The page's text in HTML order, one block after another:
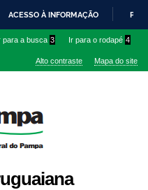
ACESSO À INFORMAÇÃO
para a busca 3 Ir para o rodapé 4
Alto contraste Mapa do site